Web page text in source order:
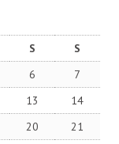
S
S
6
7
13
14
20
21